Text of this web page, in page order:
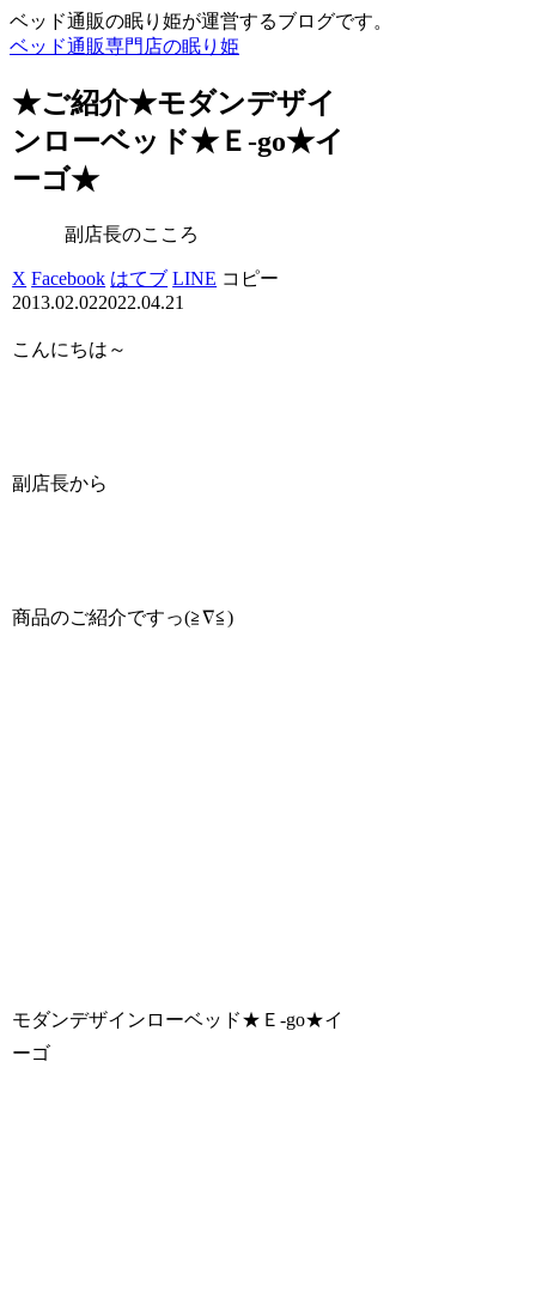
ベッド通販の眠り姫が運営するブログです。
ベッド通販専門店の眠り姫
★ご紹介★モダンデザイ
ンローベッド★Ｅ-go★イ
ーゴ★
副店長のこころ
X Facebook はてブ LINE コピー
2013.02.022022.04.21
こんにちは～
副店長から
商品のご紹介ですっ(≧∇≦)
モダンデザインローベッド★Ｅ-go★イ
ーゴ